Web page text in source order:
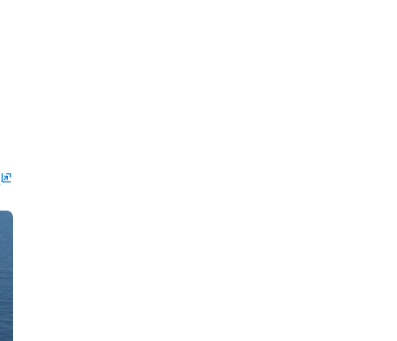
ungroup